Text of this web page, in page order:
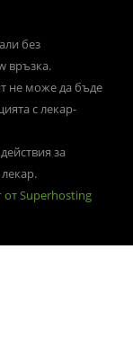
без
връзка.
не може да бъде
с лекар-
за
от Superhosting